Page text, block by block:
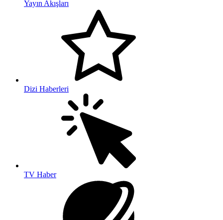
Yayın Akışları
Dizi Haberleri
TV Haber